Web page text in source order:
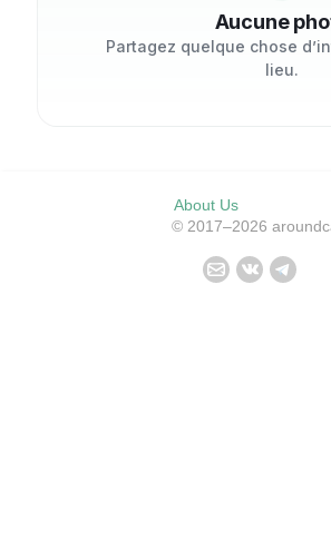
Aucune
Partagez quelque chose
lieu.
About Us
© 2017–2026